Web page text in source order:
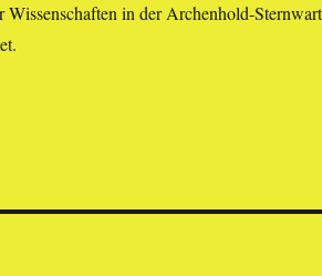
Wissenschaften in der Archenhold-